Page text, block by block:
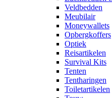
Veldbedden
Meubilair
Moneywallets
Opbergkoffers
Optiek
Reisartikelen
Survival Kits
Tenten
Tentharingen
Toiletartikelen